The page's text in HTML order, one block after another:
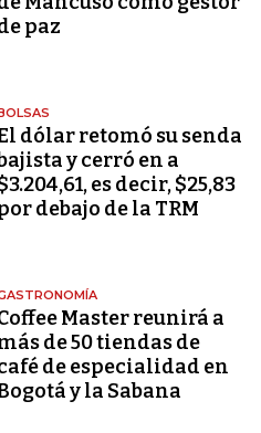
paz
dólar retomó su senda
y cerró en a
es decir, $25,83
debajo de la TRM
Master reunirá a
de 50 tiendas de
de especialidad en
y la Sabana